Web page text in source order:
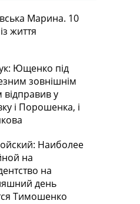
Марина. 10
життя
Ющенко під
зовнішнім
відправив у
і Порошенка, і
Наиболее
на
на
день
Тимошенко